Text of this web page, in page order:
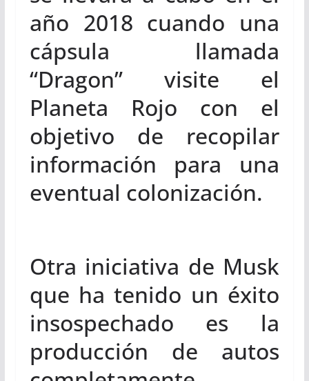
año 2018 cuando una
cápsula llamada
“Dragon” visite el
Planeta Rojo con el
objetivo de recopilar
información para una
eventual colonización.
Otra iniciativa de Musk
que ha tenido un éxito
insospechado es la
producción de autos